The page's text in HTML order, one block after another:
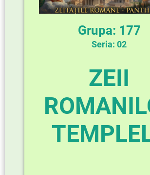
Grupa: 177
Seria: 02
ZEII